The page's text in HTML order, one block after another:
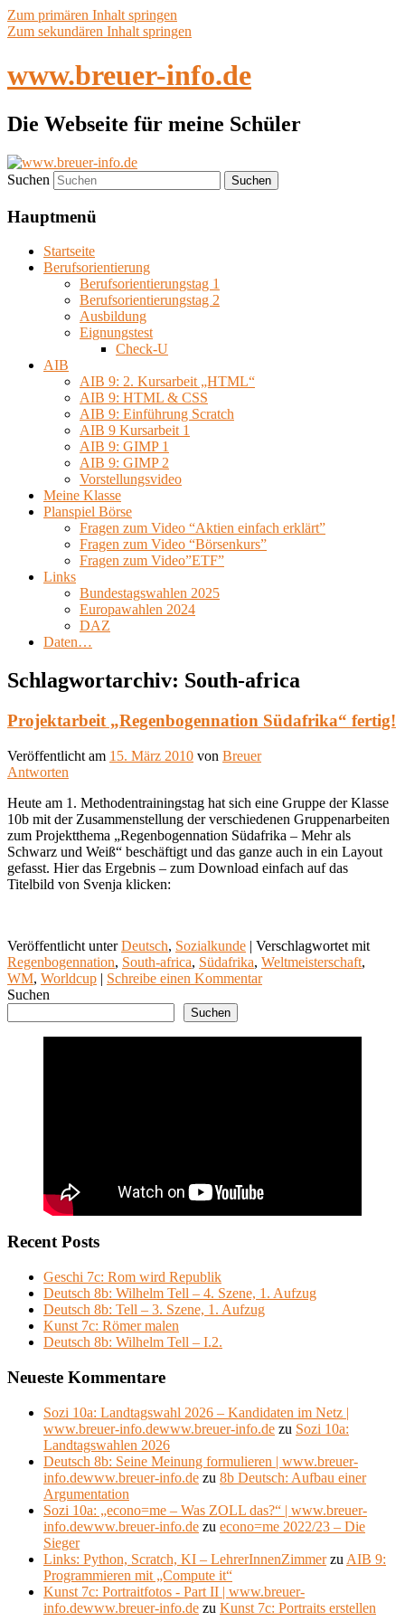
Zum primären Inhalt springen
Zum sekundären Inhalt springen
www.breuer-info.de
Die Webseite für meine Schüler
Suchen
Hauptmenü
Startseite
Berufsorientierung
Berufsorientierungstag 1
Berufsorientierungstag 2
Ausbildung
Eignungstest
Check-U
AIB
AIB 9: 2. Kursarbeit „HTML“
AIB 9: HTML & CSS
AIB 9: Einführung Scratch
AIB 9 Kursarbeit 1
AIB 9: GIMP 1
AIB 9: GIMP 2
Vorstellungsvideo
Meine Klasse
Planspiel Börse
Fragen zum Video “Aktien einfach erklärt”
Fragen zum Video “Börsenkurs”
Fragen zum Video”ETF”
Links
Bundestagswahlen 2025
Europawahlen 2024
DAZ
Daten…
Schlagwortarchiv: South-africa
Projektarbeit „Regenbogennation Südafrika“ fertig!
Veröffentlicht am 15. März 2010 von Breuer
Antworten
Heute am 1. Methodentrainingstag hat sich eine Gruppe der Klasse
10b mit der Zusammenstellung der verschiedenen Gruppenarbeiten
zum Projektthema „Regenbogennation Südafrika – Mehr als
Schwarz und Weiß“ beschäftigt und das ganze auch in ein Layout
gefasst. Hier das Ergebnis – zum Download einfach auf das
Titelbild von Svenja klicken:
Veröffentlicht unter Deutsch, Sozialkunde | Verschlagwortet mit
Regenbogennation, South-africa, Südafrika, Weltmeisterschaft,
WM, Worldcup | Schreibe einen Kommentar
Suchen
Suchen
Recent Posts
Geschi 7c: Rom wird Republik
Deutsch 8b: Wilhelm Tell – 4. Szene, 1. Aufzug
Deutsch 8b: Tell – 3. Szene, 1. Aufzug
Kunst 7c: Römer malen
Deutsch 8b: Wilhelm Tell – I.2.
Neueste Kommentare
Sozi 10a: Landtagswahl 2026 – Kandidaten im Netz |
www.breuer-info.dewww.breuer-info.de zu Sozi 10a:
Landtagswahlen 2026
Deutsch 8b: Seine Meinung formulieren | www.breuer-
info.dewww.breuer-info.de zu 8b Deutsch: Aufbau einer
Argumentation
Sozi 10a: „econo=me – Was ZOLL das?“ | www.breuer-
info.dewww.breuer-info.de zu econo=me 2022/23 – Die
Sieger
Links: Python, Scratch, KI – LehrerInnenZimmerzu AIB 9:
Programmieren mit „Compute it“
Kunst 7c: Portraitfotos - Part II | www.breuer-
info.dewww.breuer-info.de zu Kunst 7c: Portraits erstellen